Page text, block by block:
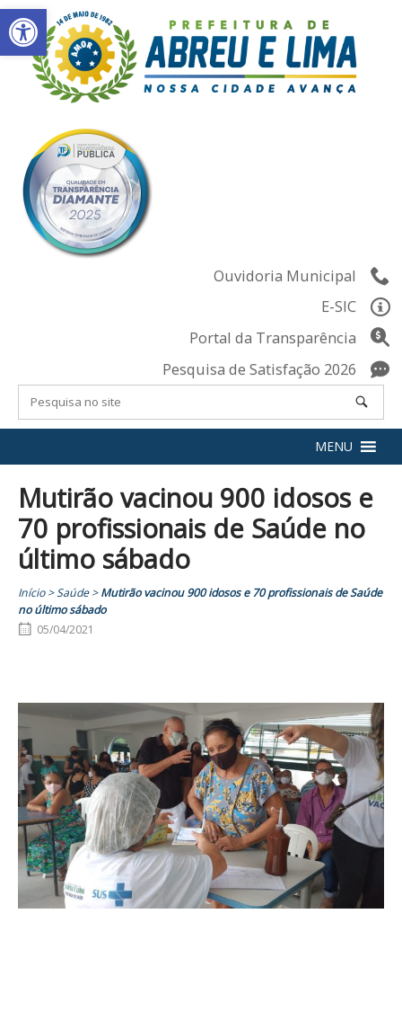
Abrir a barra de ferramentas
Skip
to
content
Ouvidoria Municipal
E-SIC
Portal da Transparência
Pesquisa de Satisfação 2026
MENU
Mutirão vacinou 900 idosos e
70 profissionais de Saúde no
último sábado
Início>Saúde>Mutirão vacinou 900 idosos e 70 profissionais de Saúde
no último sábado
05/04/2021